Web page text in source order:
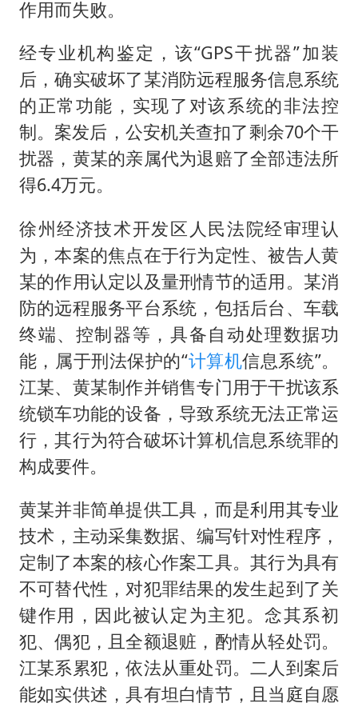
作用而失败。
经专业机构鉴定，该“GPS干扰器”加装
后，确实破坏了某消防远程服务信息系统
的正常功能，实现了对该系统的非法控
制。案发后，公安机关查扣了剩余70个干
扰器，黄某的亲属代为退赔了全部违法所
得6.4万元。
徐州经济技术开发区人民法院经审理认
为，本案的焦点在于行为定性、被告人黄
某的作用认定以及量刑情节的适用。某消
防的远程服务平台系统，包括后台、车载
终端、控制器等，具备自动处理数据功
能，属于刑法保护的“计算机信息系统”。
江某、黄某制作并销售专门用于干扰该系
统锁车功能的设备，导致系统无法正常运
行，其行为符合破坏计算机信息系统罪的
构成要件。
黄某并非简单提供工具，而是利用其专业
技术，主动采集数据、编写针对性程序，
定制了本案的核心作案工具。其行为具有
不可替代性，对犯罪结果的发生起到了关
键作用，因此被认定为主犯。念其系初
犯、偶犯，且全额退赃，酌情从轻处罚。
江某系累犯，依法从重处罚。二人到案后
能如实供述，具有坦白情节，且当庭自愿